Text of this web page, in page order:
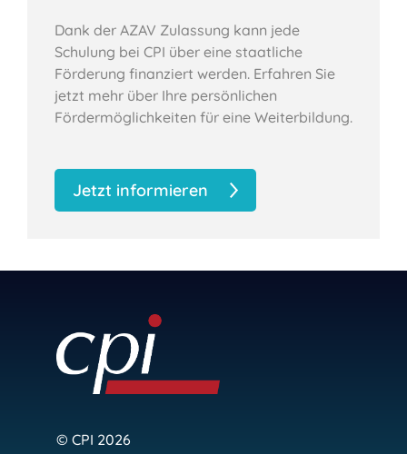
Dank der AZAV Zulassung kann jede
Schulung bei CPI über eine staatliche
Förderung finanziert werden. Erfahren Sie
jetzt mehr über Ihre persönlichen
Fördermöglichkeiten für eine Weiterbildung.
Jetzt informieren
© CPI 2026